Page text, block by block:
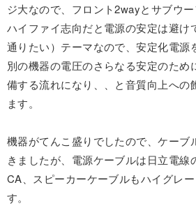
ジ大なので、フロント2wayとサブウー
ハイファイ志向だと電源の安定は避け
通りたい）テーマなので、安定化電源
別の機器の電圧のさらなる安定のため
備する流れになり、、と音質向上への
ます。
機器がてんこ盛りでしたので、ケーブ
きましたが、電源ケーブルは日立電線
CA、スピーカーケーブルもハイグレ
す。